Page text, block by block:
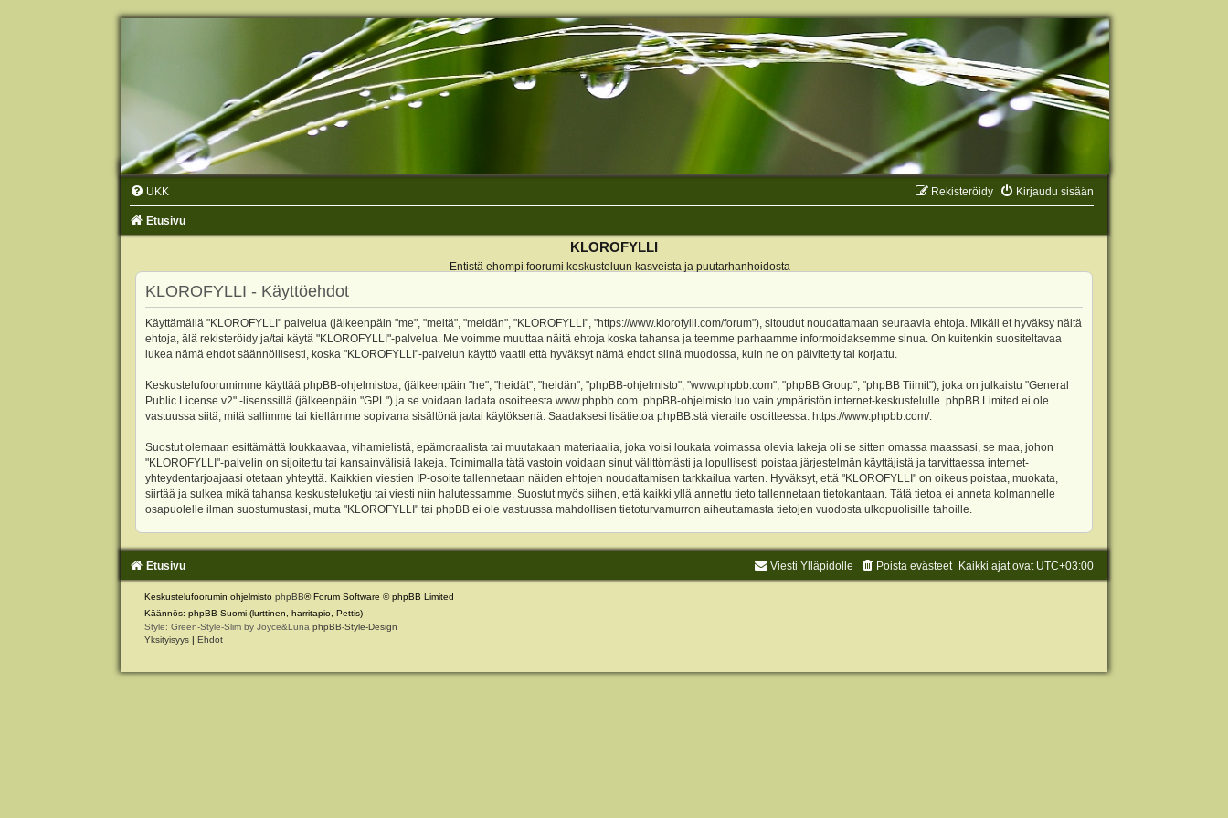
UKK Kirjaudu sisään
Rekisteröidy
Etusivu
KLOROFYLLI
Entistä ehompi foorumi keskusteluun kasveista ja puutarhanhoidosta
KLOROFYLLI - Käyttöehdot
Käyttämällä "KLOROFYLLI" palvelua (jälkeenpäin "me", "meitä", "meidän", "KLOROFYLLI", "https://www.klorofylli.com/forum"), sitoudut noudattamaan seuraavia ehtoja. Mikäli et hyväksy näitä
ehtoja, älä rekisteröidy ja/tai käytä "KLOROFYLLI"-palvelua. Me voimme muuttaa näitä ehtoja koska tahansa ja teemme parhaamme informoidaksemme sinua. On kuitenkin suositeltavaa
lukea nämä ehdot säännöllisesti, koska "KLOROFYLLI"-palvelun käyttö vaatii että hyväksyt nämä ehdot siinä muodossa, kuin ne on päivitetty tai korjattu.
Keskustelufoorumimme käyttää phpBB-ohjelmistoa, (jälkeenpäin "he", "heidät", "heidän", "phpBB-ohjelmisto", "www.phpbb.com", "phpBB Group", "phpBB Tiimit"), joka on julkaistu "General
Public License v2" -lisenssillä (jälkeenpäin "GPL") ja se voidaan ladata osoitteesta www.phpbb.com. phpBB-ohjelmisto luo vain ympäristön internet-keskustelulle. phpBB Limited ei ole
vastuussa siitä, mitä sallimme tai kiellämme sopivana sisältönä ja/tai käytöksenä. Saadaksesi lisätietoa phpBB:stä vieraile osoitteessa: https://www.phpbb.com/.
Suostut olemaan esittämättä loukkaavaa, vihamielistä, epämoraalista tai muutakaan materiaalia, joka voisi loukata voimassa olevia lakeja oli se sitten omassa maassasi, se maa, johon
"KLOROFYLLI"-palvelin on sijoitettu tai kansainvälisiä lakeja. Toimimalla tätä vastoin voidaan sinut välittömästi ja lopullisesti poistaa järjestelmän käyttäjistä ja tarvittaessa internet-
yhteydentarjoajaasi otetaan yhteyttä. Kaikkien viestien IP-osoite tallennetaan näiden ehtojen noudattamisen tarkkailua varten. Hyväksyt, että "KLOROFYLLI" on oikeus poistaa, muokata,
siirtää ja sulkea mikä tahansa keskusteluketju tai viesti niin halutessamme. Suostut myös siihen, että kaikki yllä annettu tieto tallennetaan tietokantaan. Tätä tietoa ei anneta kolmannelle
osapuolelle ilman suostumustasi, mutta "KLOROFYLLI" tai phpBB ei ole vastuussa mahdollisen tietoturvamurron aiheuttamasta tietojen vuodosta ulkopuolisille tahoille.
Etusivu Kaikki ajat ovat UTC+03:00
Poista evästeet
Viesti Ylläpidolle
Keskustelufoorumin ohjelmisto phpBB® Forum Software © phpBB Limited
Käännös: phpBB Suomi (lurttinen, harritapio, Pettis)
Style: Green-Style-Slim by Joyce&Luna phpBB-Style-Design
Yksityisyys | Ehdot